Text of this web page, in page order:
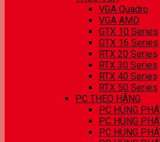
VGA Quadro
VGA AMD
GTX 10 Series
GTX 16 Series
RTX 20 Series
RTX 30 Series
RTX 40 Series
RTX 50 Series
PC THEO HÃNG
PC HÙNG
PC HÙNG
PC HÙNG